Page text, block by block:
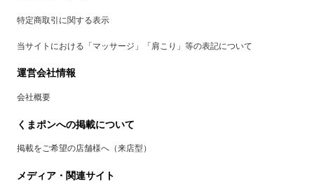
特定商取引に関する表示
当サイトにおける「マッサージ」「肩こり」等の表記について
運営会社情報
会社概要
くまポンへの掲載について
掲載をご希望の店舗様へ（来店型）
メディア・関連サイト